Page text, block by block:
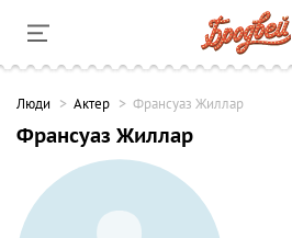
Люди Актер Франсуаз Жиллар
Франсуаз Жиллар